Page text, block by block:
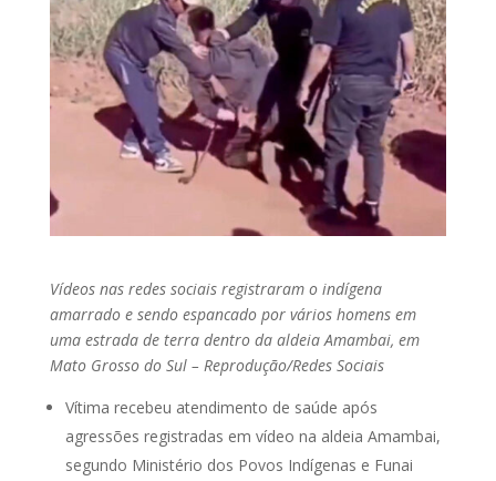
Vídeos nas redes sociais registraram o indígena
amarrado e sendo espancado por vários homens em
uma estrada de terra dentro da aldeia Amambai, em
Mato Grosso do Sul – Reprodução/Redes Sociais
Vítima recebeu atendimento de saúde após
agressões registradas em vídeo na aldeia Amambai,
segundo Ministério dos Povos Indígenas e Funai